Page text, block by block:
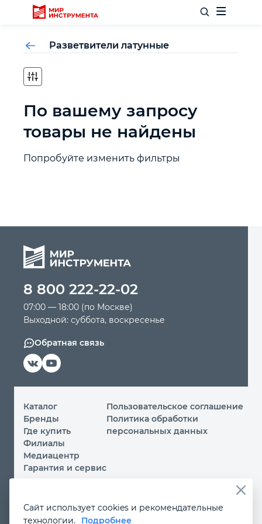
Отделочный инструмент
Слесарный инструмент
Столярный инструмент
Силовое оборудование
Автомобильный инструмент
Крепежный инструмент
Режущий инструмент
Прочий инструмент
Разветвители латунные
По вашему запросу
товары не найдены
Попробуйте изменить фильтры
8 800 222-22-02
07:00 — 18:00 (по Москве)
Выходной: суббота, воскресенье
Обратная связь
Каталог
Бренды
Где купить
Филиалы
Медиацентр
Гарантия и сервис
Пользовательское соглашение
Политика обработки
персональных данных
Вы принимаете условияполитики обработки
Сайт использует cookies и рекомендательные
технологии.
Подробнее